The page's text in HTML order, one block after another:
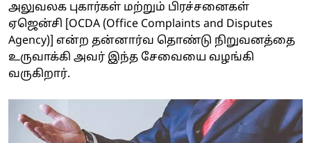
அலுவலக புகார்கள் மற்றும் பிரச்சனைகள்
ஏஜென்சி [OCDA (Office Complaints and Disputes
Agency)] என்ற தன்னார்வ தொண்டு நிறுவனத்தை
உருவாக்கி அவர் இந்த சேவையை வழங்கி
வருகிறார்.